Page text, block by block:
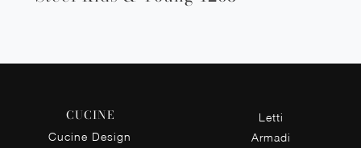
CUCINE
Cucine Design
Letti
Armadi